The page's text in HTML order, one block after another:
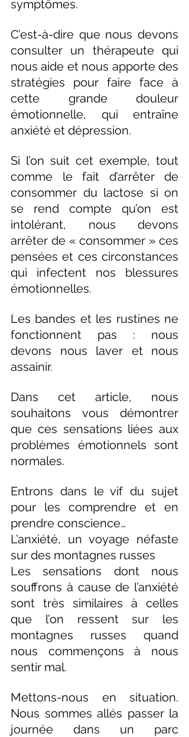
symptômes.
C’est-à-dire que nous devons
consulter un thérapeute qui
nous aide et nous apporte des
stratégies pour faire face à
cette grande douleur
émotionnelle, qui entraîne
anxiété et dépression.
Si l’on suit cet exemple, tout
comme le fait d’arrêter de
consommer du lactose si on
se rend compte qu’on est
intolérant, nous devons
arrêter de « consommer » ces
pensées et ces circonstances
qui infectent nos blessures
émotionnelles.
Les bandes et les rustines ne
fonctionnent pas : nous
devons nous laver et nous
assainir.
Dans cet article, nous
souhaitons vous démontrer
que ces sensations liées aux
problèmes émotionnels sont
normales.
Entrons dans le vif du sujet
pour les comprendre et en
prendre conscience…
L’anxiété, un voyage néfaste
sur des montagnes russes
Les sensations dont nous
souffrons à cause de l’anxiété
sont très similaires à celles
que l’on ressent sur les
montagnes russes quand
nous commençons à nous
sentir mal.
Mettons-nous en situation.
Nous sommes allés passer la
journée dans un parc